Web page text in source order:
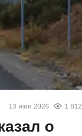
13 июн 2026 1 812
о